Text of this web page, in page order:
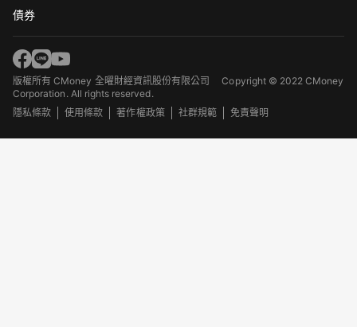
債券
版權所有 CMoney 全曜財經資訊股份有限公司Copyright © 2022 CMoney
Corporation. All rights reserved.
隱私條款
使用條款 著作權政策 社群規範 免責聲明